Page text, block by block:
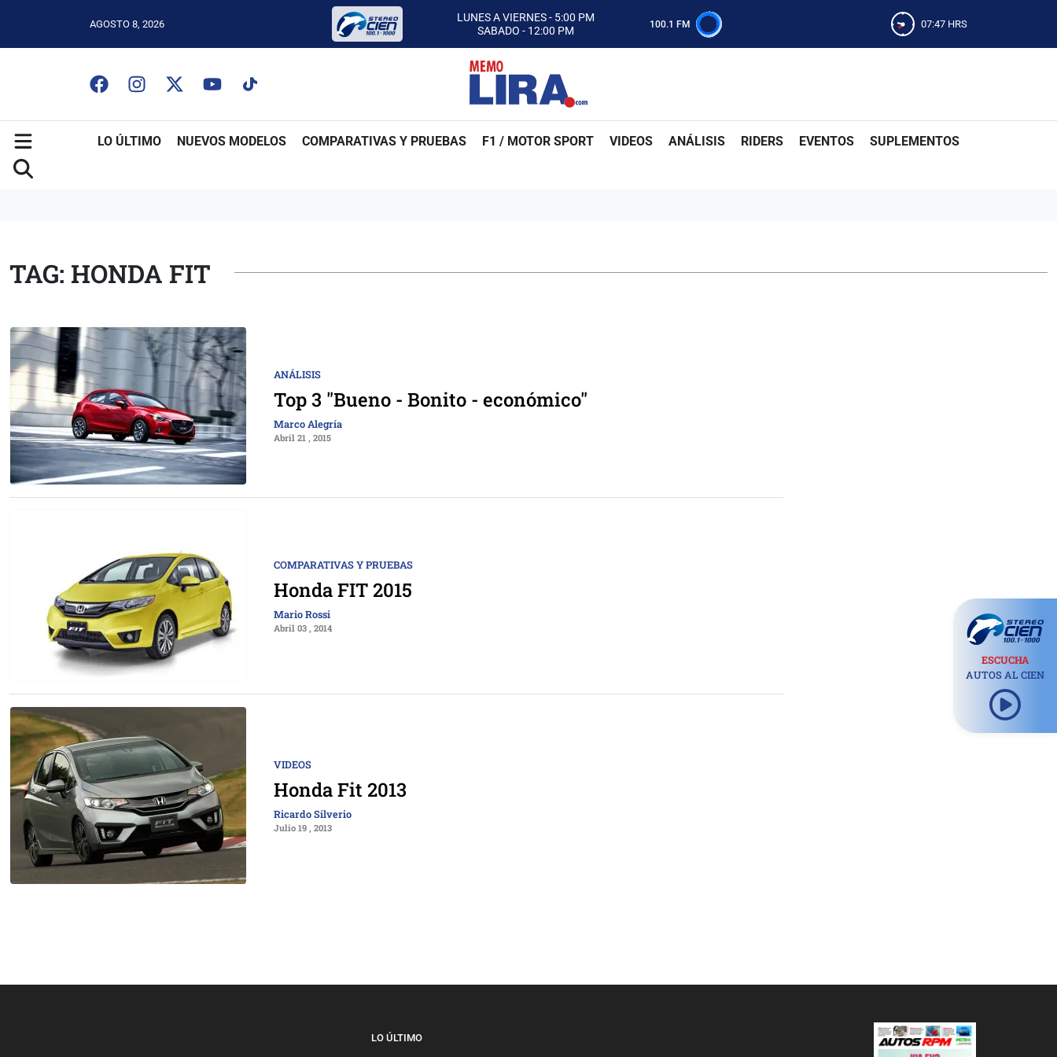
AGOSTO 8, 2026
LUNES A VIERNES - 5:00 PM
SABADO - 12:00 PM
ESCUCHA AUTOS AL CIEN
CON MEMO LIRA Y SU EQUIPO
LUNES A VIERNES - 5:00 PM
SABADO - 12:00 PM
100.1 FM 07:47 HRS
LO ÚLTIMO NUEVOS MODELOS COMPARATIVAS Y PRUEBAS F1 / MOTOR SPORT VIDEOS ANÁLISIS RIDERS EVENTOS SUPLEMENTOS
TAG: HONDA FIT
ANÁLISIS
Top 3 "Bueno - Bonito - económico"
Marco Alegría
Abril 21 , 2015
COMPARATIVAS Y PRUEBAS
Honda FIT 2015
Mario Rossi
Abril 03 , 2014
VIDEOS
Honda Fit 2013
Ricardo Silverio
Julio 19 , 2013
ESCUCHA
AUTOS AL CIEN
LO ÚLTIMO